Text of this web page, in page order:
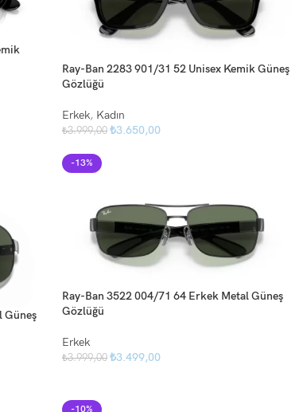
Ray-Ban 2283 901/31 52 Unisex Kemik Güneş
Gözlüğü
Erkek, Kadın
₺3.999,00 ₺3.650,00
Güneş
-13%
Ray-Ban 3522 004/71 64 Erkek Metal Güneş
Gözlüğü
Erkek
₺3.999,00 ₺3.499,00
-10%